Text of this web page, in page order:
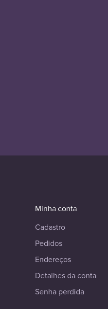
Minha conta
Cadastro
Pedidos
Endereços
Detalhes da conta
Senha perdida